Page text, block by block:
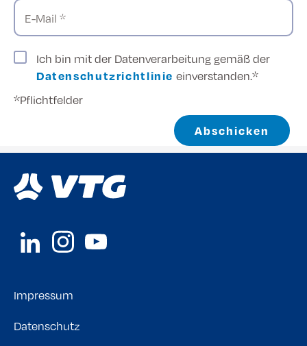
E-Mail *
Ich bin mit der Datenverarbeitung gemäß der
Datenschutzrichtlinie einverstanden.*
*Pflichtfelder
Abschicken
Impressum
Datenschutz